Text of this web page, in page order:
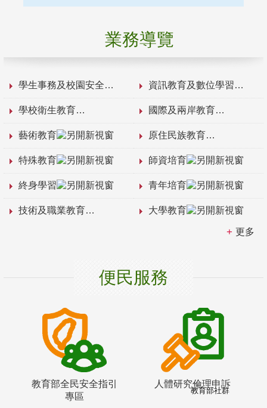
業務導覽
學生事務及校園安全 資訊教育及數位學習
學校衛生教育 國際及兩岸教育
藝術教育 原住民族教育
特殊教育 師資培育
終身學習 青年培育
技術及職業教育 大學教育
更多
便民服務
教育部全民安全指引
專區
人體研究倫理申訴
教育部社群